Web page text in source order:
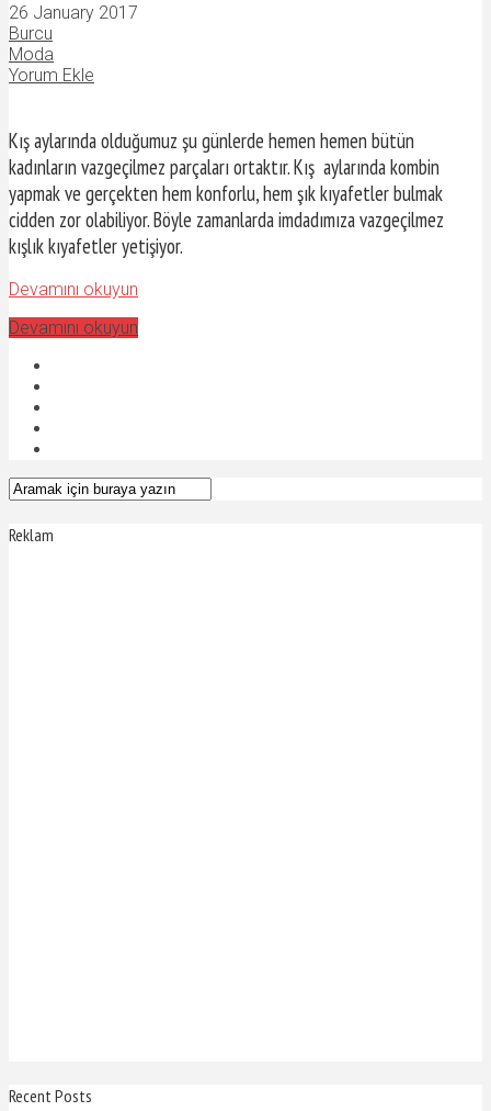
26 January 2017
Burcu
Moda
Yorum Ekle
Kış aylarında olduğumuz şu günlerde hemen hemen bütün
kadınların vazgeçilmez parçaları ortaktır. Kış aylarında kombin
yapmak ve gerçekten hem konforlu, hem şık kıyafetler bulmak
cidden zor olabiliyor. Böyle zamanlarda imdadımıza vazgeçilmez
kışlık kıyafetler yetişiyor.
Devamını okuyun
Devamını okuyun
Reklam
Recent Posts